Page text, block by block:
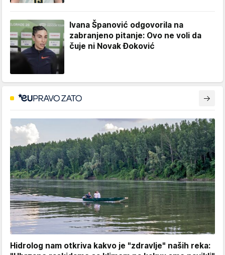
Ivana Španović odgovorila na
zabranjeno pitanje: Ovo ne voli da
čuje ni Novak Đoković
Hidrolog nam otkriva kakvo je "zdravlje" naših reka: